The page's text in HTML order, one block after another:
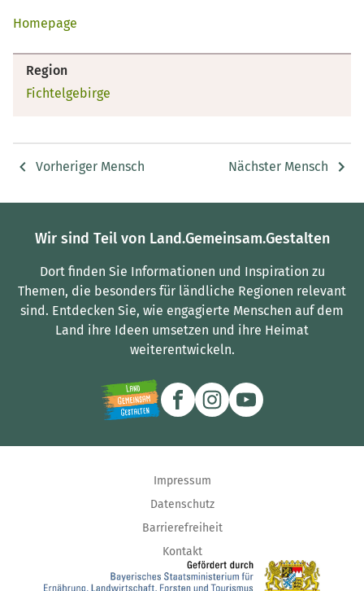
Homepage
Region
Fichtelgebirge
Vorheriger Mensch Nächster Mensch
Wir sind Teil von Land.Gemeinsam.Gestalten
Dort finden Sie Informationen und Inspiration zu
Themen, die besonders für ländliche Regionen relevant
sind. Entdecken Sie, wie engagierte Menschen auf dem
Land ihre Ideen umsetzen und ihre Heimat
weiterentwickeln.
Impressum
Datenschutz
Barrierefreiheit
Kontakt